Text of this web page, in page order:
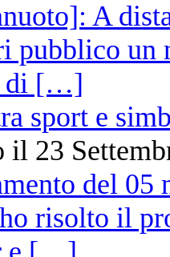
sport e
il 23